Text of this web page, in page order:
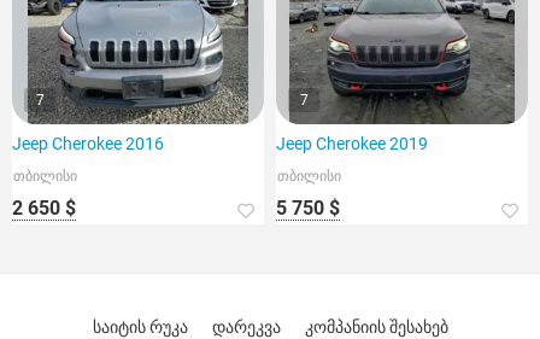
7
Jeep Cherokee 2016
თბილისი
2 650 $
7
Jeep Cherokee 2019
თბილისი
5 750 $
საიტის რუკა დარეკვა კომპანიის შესახებ